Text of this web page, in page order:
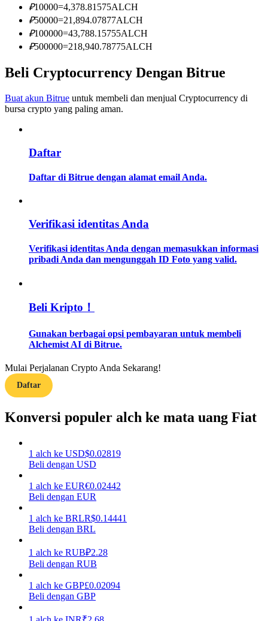
Memandu
Strategi perdagangan
Menghasilkan
Babi Kekuatan
Dapatkan imbalan kompetitif setiap hari
₽10000=4,378.81575ALCH
₽50000=21,894.07877ALCH
₽100000=43,788.15755ALCH
₽500000=218,940.78775ALCH
Beli Cryptocurrency Dengan Bitrue
Buat akun Bitrue untuk membeli dan menjual Cryptocurrency di
bursa crypto yang paling aman.
Daftar
Daftar di Bitrue dengan alamat email Anda.
Verifikasi identitas Anda
Verifikasi identitas Anda dengan memasukkan informasi
pribadi Anda dan mengunggah ID Foto yang valid.
Beli Kripto！
Gunakan berbagai opsi pembayaran untuk membeli
Alchemist AI di Bitrue.
Mulai Perjalanan Crypto Anda Sekarang!
Daftar
Konversi populer alch ke mata uang Fiat
1 alch ke USD$0.02819
Beli dengan USD
1 alch ke EUR€0.02442
Beli dengan EUR
1 alch ke BRLR$0.14441
Beli dengan BRL
1 alch ke RUB₽2.28
Beli dengan RUB
1 alch ke GBP£0.02094
Beli dengan GBP